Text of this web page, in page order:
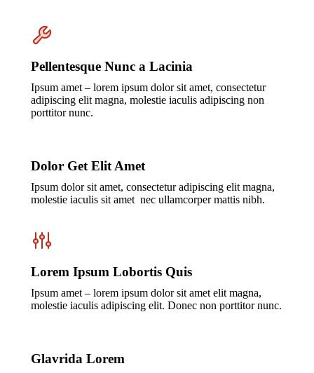
Pellentesque Nunc a Lacinia
Ipsum amet – lorem ipsum dolor sit amet, consectetur
adipiscing elit magna, molestie iaculis adipiscing non
porttitor nunc.
Dolor Get Elit Amet
Ipsum dolor sit amet, consectetur adipiscing elit magna,
molestie iaculis sit amet nec ullamcorper mattis nibh.
Lorem Ipsum Lobortis Quis
Ipsum amet – lorem ipsum dolor sit amet elit magna,
molestie iaculis adipiscing elit. Donec non porttitor nunc.
Glavrida Lorem